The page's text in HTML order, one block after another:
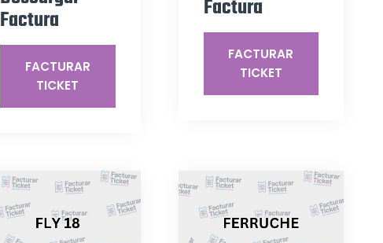
Factura
FACTURAR
TICKET
Factura
FACTURAR
TICKET